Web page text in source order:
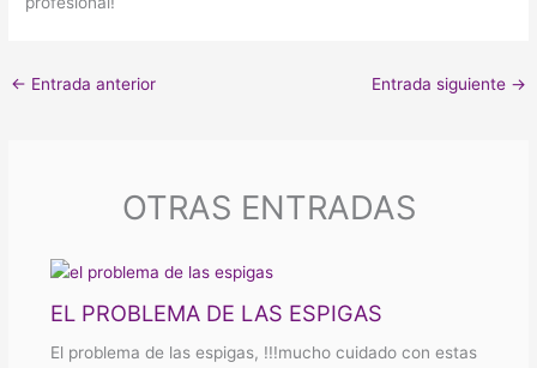
← Entrada anterior Entrada siguiente →
OTRAS ENTRADAS
EL PROBLEMA DE LAS ESPIGAS
El problema de las espigas, !!!mucho cuidado con estas